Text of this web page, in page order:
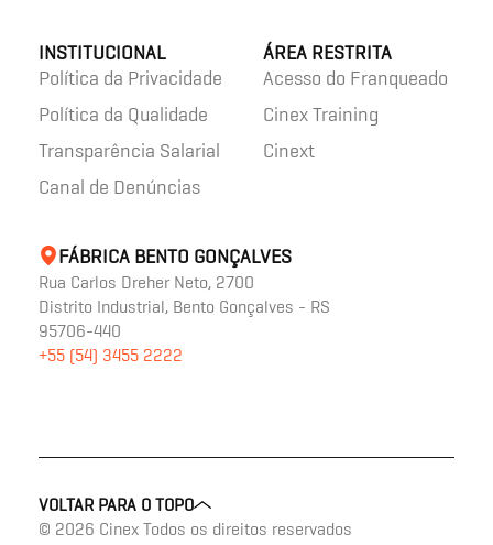
INSTITUCIONAL
Política da Privacidade
Política da Qualidade
Transparência Salarial
Canal de Denúncias
ÁREA RESTRITA
Acesso do Franqueado
Cinex Training
Cinext
FÁBRICA BENTO GONÇALVES
Rua Carlos Dreher Neto, 2700
Distrito Industrial, Bento Gonçalves - RS
95706-440
+55 (54) 3455 2222
VOLTAR PARA O TOPO
© 2026 Cinex Todos os direitos reservados